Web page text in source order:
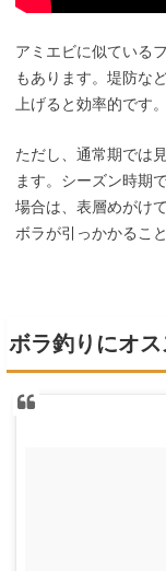
アミエビに似ている
もあります。堤防な
上げると効率的です。
ただし、通常期では
ます。シーズン時期
場合は、表層めがけ
ボラが引っかかるこ
ボラ釣りにオ